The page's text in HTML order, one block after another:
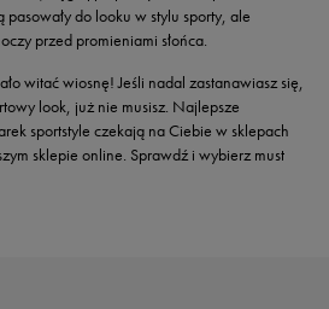
do looku w stylu sporty, ale
przed promieniami słońca.
witać wiosnę! Jeśli nadal zastanawiasz się,
look, już nie musisz. Najlepsze
sportstyle czekają na Ciebie w sklepach
sklepie online. Sprawdź i wybierz must